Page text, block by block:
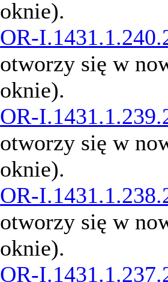
oknie).
OR-
otworzy się w
oknie).
OR-
otworzy się w
oknie).
OR-
otworzy się w
oknie).
OR-